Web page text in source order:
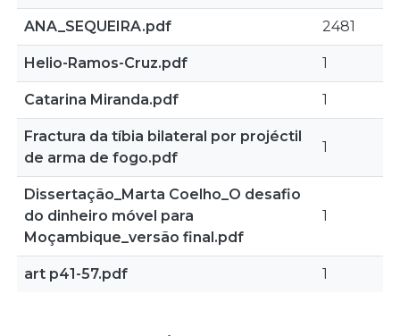
ANA_SEQUEIRA.pdf 2481
Helio-Ramos-Cruz.pdf 1
Catarina Miranda.pdf 1
Fractura da tíbia bilateral por projéctil
de arma de fogo.pdf
1
Dissertação_Marta Coelho_O desafio
do dinheiro móvel para
Moçambique_versão final.pdf
1
art p41-57.pdf 1